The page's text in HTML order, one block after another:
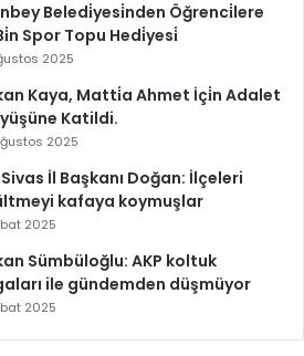
Beledi̇yesi̇nden Öğrenci̇lere
Spor Topu Hedi̇yesi̇
2025
Kaya, Matti̇a Ahmet İçi̇n Adalet
Katildi.
2025
Sivas İl Başkanı Doğan: İlçeleri
kafaya koymuşlar
2025
Sümbüloğlu: AKP koltuk
ile gündemden düşmüyor
2025